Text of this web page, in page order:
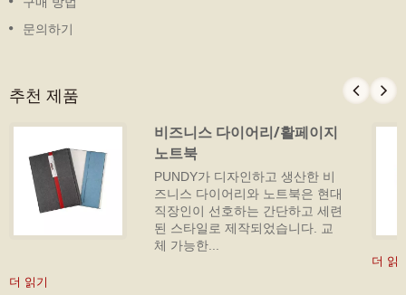
문의하기
추천 제품
비즈니스 다이어리/활페이지
노트북
PUNDY가 디자인하고 생산한 비
즈니스 다이어리와 노트북은 현대
직장인이 선호하는 간단하고 세련
된 스타일로 제작되었습니다. 교
체 가능한...
더 읽기
더 읽